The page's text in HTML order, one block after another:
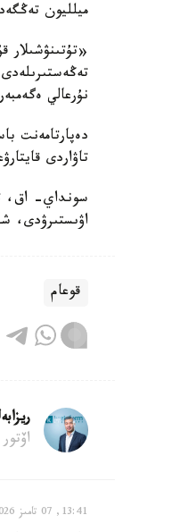
ميلليون
«تۇتىنۋشىلار
نۇرعالي
دەپارتامەنت
تاۋاردى
سونداي- اق،
اۋىستىرۋدى،
قوعام
اۆتور
13:41, 07 تامىز 2026